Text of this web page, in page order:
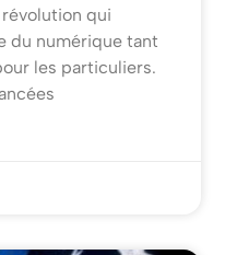
qui
du numérique tant
les particuliers.